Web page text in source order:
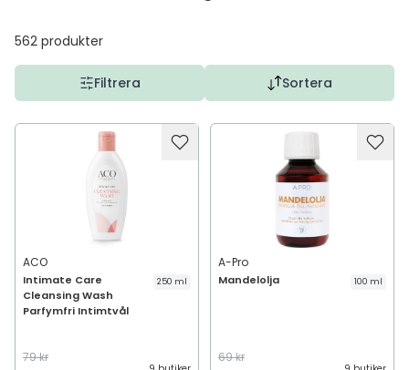
562 produkter
Filtrera Sortera
ACO
Intimate Care
Cleansing Wash
Parfymfri Intimtvål
250 ml
79 kr
A-Pro
Mandelolja 100 ml
69 kr